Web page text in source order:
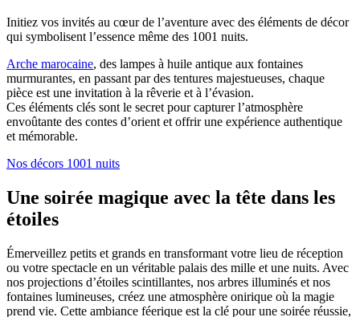
Initiez vos invités au cœur de l’aventure avec des éléments de décor
qui symbolisent l’essence même des 1001 nuits.
Arche marocaine, des lampes à huile antique aux fontaines
murmurantes, en passant par des tentures majestueuses, chaque
pièce est une invitation à la rêverie et à l’évasion.
Ces éléments clés sont le secret pour capturer l’atmosphère
envoûtante des contes d’orient et offrir une expérience authentique
et mémorable.
Nos décors 1001 nuits
Une soirée magique avec la tête dans les
étoiles
Émerveillez petits et grands en transformant votre lieu de réception
ou votre spectacle en un véritable palais des mille et une nuits. Avec
nos projections d’étoiles scintillantes, nos arbres illuminés et nos
fontaines lumineuses, créez une atmosphère onirique où la magie
prend vie. Cette ambiance féerique est la clé pour une soirée réussie,